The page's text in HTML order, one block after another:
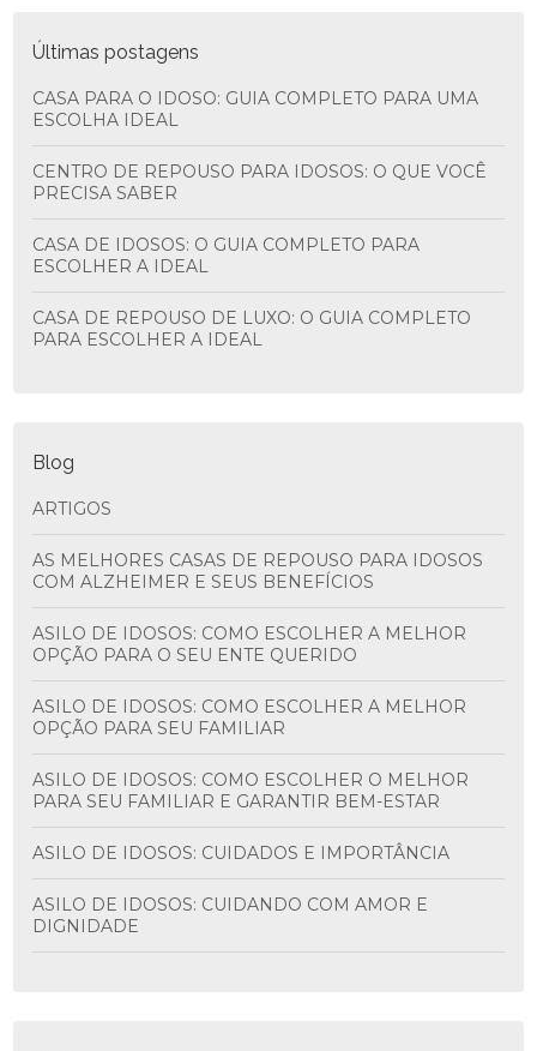
Últimas postagens
CASA PARA O IDOSO: GUIA COMPLETO PARA UMA
ESCOLHA IDEAL
CENTRO DE REPOUSO PARA IDOSOS: O QUE VOCÊ
PRECISA SABER
CASA DE IDOSOS: O GUIA COMPLETO PARA
ESCOLHER A IDEAL
CASA DE REPOUSO DE LUXO: O GUIA COMPLETO
PARA ESCOLHER A IDEAL
Blog
ARTIGOS
AS MELHORES CASAS DE REPOUSO PARA IDOSOS
COM ALZHEIMER E SEUS BENEFÍCIOS
ASILO DE IDOSOS: COMO ESCOLHER A MELHOR
OPÇÃO PARA O SEU ENTE QUERIDO
ASILO DE IDOSOS: COMO ESCOLHER A MELHOR
OPÇÃO PARA SEU FAMILIAR
ASILO DE IDOSOS: COMO ESCOLHER O MELHOR
PARA SEU FAMILIAR E GARANTIR BEM-ESTAR
ASILO DE IDOSOS: CUIDADOS E IMPORTÂNCIA
ASILO DE IDOSOS: CUIDANDO COM AMOR E
DIGNIDADE